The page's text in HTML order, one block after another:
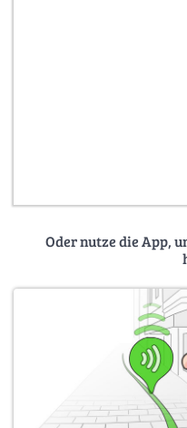
Oder nutze die App,